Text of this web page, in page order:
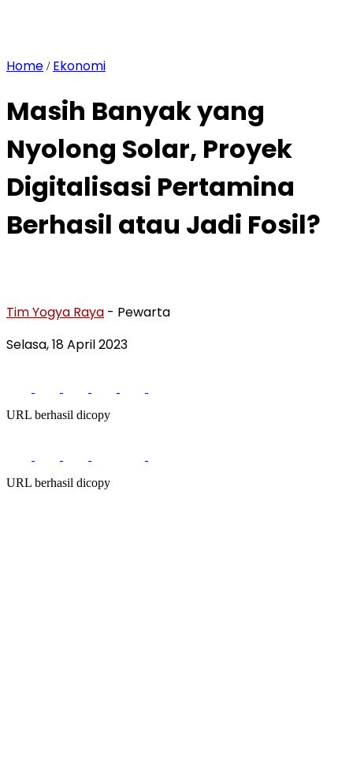
Home / Ekonomi
Masih Banyak yang
Nyolong Solar, Proyek
Digitalisasi Pertamina
Berhasil atau Jadi Fosil?
Tim Yogya Raya - Pewarta
Selasa, 18 April 2023
URL berhasil dicopy
URL berhasil dicopy